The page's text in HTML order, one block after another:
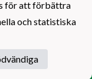
för att förbättra
och statistiska